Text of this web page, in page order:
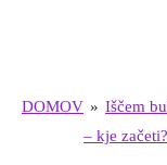
content
DOMOV » Iščem
– kje začeti?